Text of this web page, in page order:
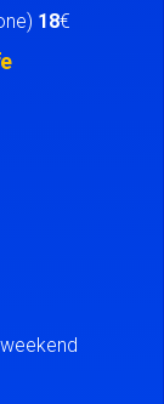
18€